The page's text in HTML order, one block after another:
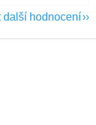
další hodnocení